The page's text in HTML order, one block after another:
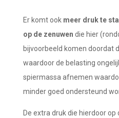
Er komt ook meer druk te
op de zenuwen die hier
bijvoorbeeld komen doordat
waardoor de belasting
spiermassa afnemen
minder goed ondersteund
De extra druk die hierdoor